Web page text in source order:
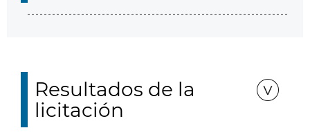
Resultados de la
licitación